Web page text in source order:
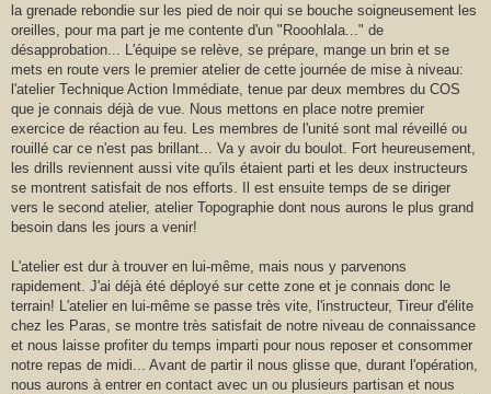
la grenade rebondie sur les pied de noir qui se bouche soigneusement les
oreilles, pour ma part je me contente d'un "Rooohlala..." de
désapprobation... L'équipe se relève, se prépare, mange un brin et se
mets en route vers le premier atelier de cette journée de mise à niveau:
l'atelier Technique Action Immédiate, tenue par deux membres du COS
que je connais déjà de vue. Nous mettons en place notre premier
exercice de réaction au feu. Les membres de l'unité sont mal réveillé ou
rouillé car ce n'est pas brillant... Va y avoir du boulot. Fort heureusement,
les drills reviennent aussi vite qu'ils étaient parti et les deux instructeurs
se montrent satisfait de nos efforts. Il est ensuite temps de se diriger
vers le second atelier, atelier Topographie dont nous aurons le plus grand
besoin dans les jours a venir!
L'atelier est dur à trouver en lui-même, mais nous y parvenons
rapidement. J'ai déjà été déployé sur cette zone et je connais donc le
terrain! L'atelier en lui-même se passe très vite, l'instructeur, Tireur d'élite
chez les Paras, se montre très satisfait de notre niveau de connaissance
et nous laisse profiter du temps imparti pour nous reposer et consommer
notre repas de midi... Avant de partir il nous glisse que, durant l'opération,
nous aurons à entrer en contact avec un ou plusieurs partisan et nous